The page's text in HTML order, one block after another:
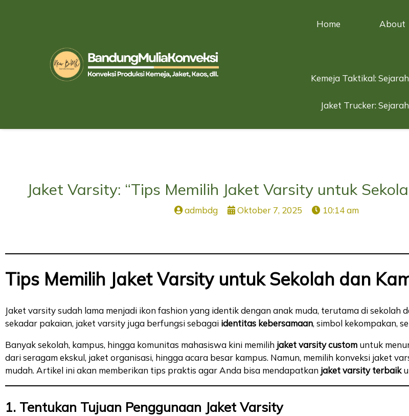
Home About
Kemeja Taktikal:
Jaket Trucker:
Jaket Varsity: “Tips Memilih Jaket Varsity untuk
admbdg Oktober 7, 2025 10:14 am
Tips Memilih Jaket Varsity untuk Sekolah dan
Jaket varsity sudah lama menjadi ikon fashion yang identik dengan anak muda, terutama di sekolah
sekadar pakaian, jaket varsity juga berfungsi sebagai identitas kebersamaan, simbol kekompakan,
Banyak sekolah, kampus, hingga komunitas mahasiswa kini memilih jaket varsity custom untuk
dari seragam ekskul, jaket organisasi, hingga acara besar kampus. Namun, memilih konveksi jaket
mudah. Artikel ini akan memberikan tips praktis agar Anda bisa mendapatkan jaket varsity terbaik
1. Tentukan Tujuan Penggunaan Jaket Varsity